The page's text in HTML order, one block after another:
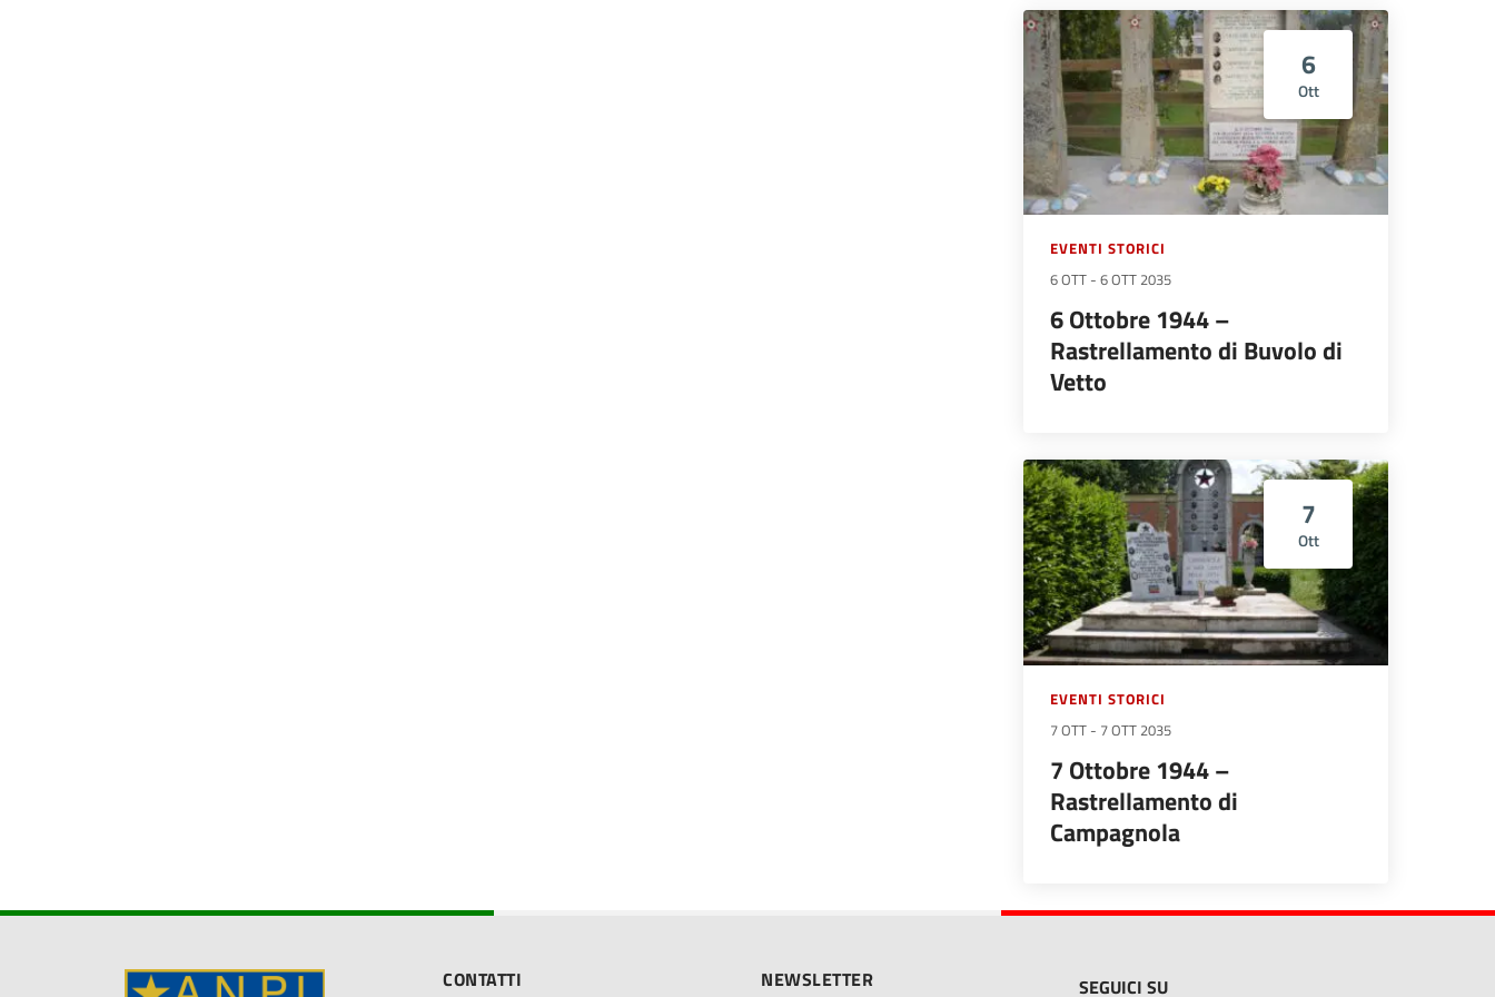
6
Ott
EVENTI STORICI
6 OTT - 6 OTT 2035
6 Ottobre 1944 –
Rastrellamento di Buvolo di
Vetto
7
Ott
EVENTI STORICI
7 OTT - 7 OTT 2035
7 Ottobre 1944 –
Rastrellamento di
Campagnola
CONTATTI NEWSLETTER SEGUICI SU